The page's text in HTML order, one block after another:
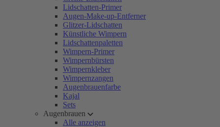
Lidschatten-Primer
Augen-Make-up-Entferner
Glitzer-Lidschatten
Künstliche Wimpern
Lidschattenpaletten
Wimpern-Primer
Wimpernbürsten
Wimpernkleber
Wimpernzangen
Augenbrauenfarbe
Kajal
Sets
Augenbrauen
Alle anzeigen